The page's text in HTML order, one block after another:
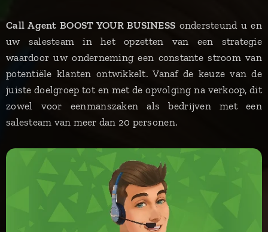
Call Agent BOOST YOUR BUSINESS ondersteund u en
uw salesteam in het opzetten van een strategie
waardoor uw onderneming een constante stroom van
potentiële klanten ontwikkelt. Vanaf de keuze van de
juiste doelgroep tot en met de opvolging na verkoop, dit
zowel voor eenmanszaken als bedrijven met een
salesteam van meer dan 20 personen.